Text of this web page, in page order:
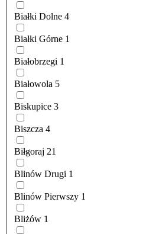
Białki Dolne 4
Białki Górne 1
Białobrzegi 1
Białowola 5
Biskupice 3
Biszcza 4
Biłgoraj 21
Blinów Drugi 1
Blinów Pierwszy 1
Bliżów 1